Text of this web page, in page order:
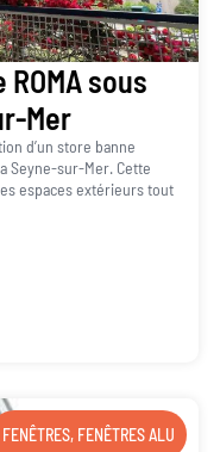
sous
Mer
d’un store banne
Seyne-sur-Mer. Cette
espaces extérieurs tout
FENÊTRES, FENÊTRES ALU